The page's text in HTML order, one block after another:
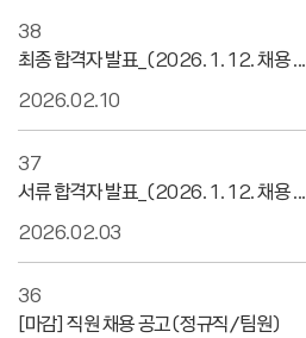
38
최종 합격자 발표_(2026. 1. 12. 채용 ...
2026.02.10
37
서류 합격자 발표_(2026. 1. 12. 채용 ...
2026.02.03
36
[마감] 직원 채용 공고 (정규직/팀원)